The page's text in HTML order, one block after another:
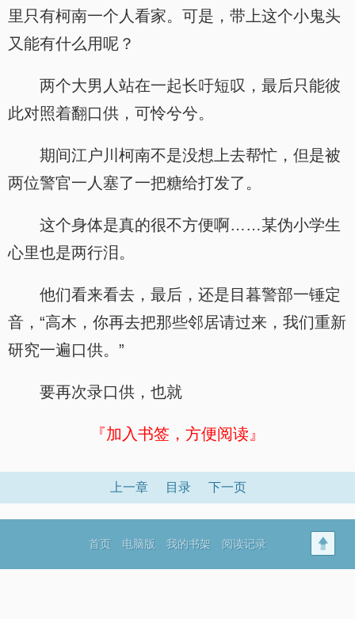
里只有柯南一个人看家。可是，带上这个小鬼头
又能有什么用呢？
两个大男人站在一起长吁短叹，最后只能彼
此对照着翻口供，可怜兮兮。
期间江户川柯南不是没想上去帮忙，但是被
两位警官一人塞了一把糖给打发了。
这个身体是真的很不方便啊……某伪小学生
心里也是两行泪。
他们看来看去，最后，还是目暮警部一锤定
音，“高木，你再去把那些邻居请过来，我们重新
研究一遍口供。”
要再次录口供，也就
『加入书签，方便阅读』
上一章 目录 下一页
首页 电脑版 我的书架 阅读记录